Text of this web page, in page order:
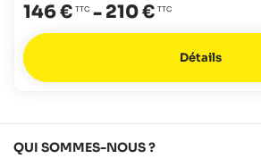
146 € - 210 €
Détails
QUI SOMMES-NOUS ?